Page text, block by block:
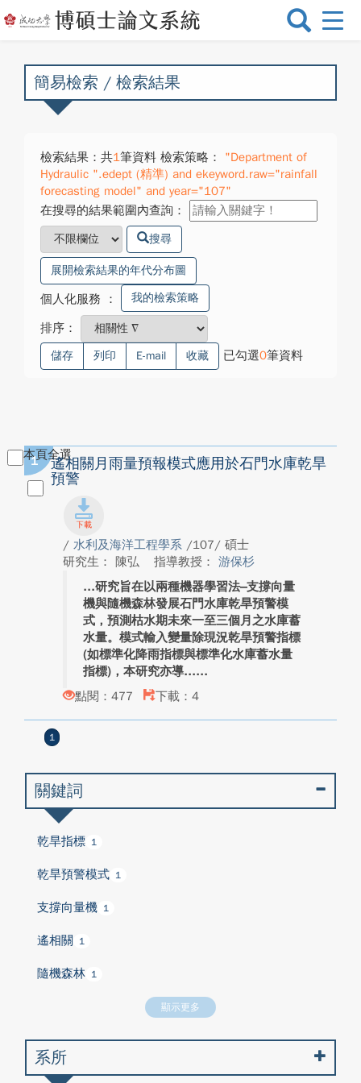
選
換
簡易檢索 / 檢索結果
檢索結果：共1筆資料 檢索策略：
"Department of
Hydraulic ".edept (精準) and ekeyword.raw="rainfall
forecasting model" and year="107"
在搜尋的結果範圍內查詢：
搜尋
展開檢索結果的年代分布圖
個人化服務 ： 我的檢索策略
排序：
儲存 列印 E-mail 收藏 已勾選0筆資料
本頁全選
1
遙相關月雨量預報模式應用於石門水庫乾旱
預警
/ 水利及海洋工程學系 /107/ 碩士
研究生： 陳弘
指導教授： 游保杉
研究旨在以兩種機器學習法–支撐向量
機與隨機森林發展石門水庫乾旱預警模
式，預測枯水期未來一至三個月之水庫蓄
水量。模式輸入變量除現況乾旱預警指標
(如標準化降雨指標與標準化水庫蓄水量
指標)，本研究亦導...
點閱：477
下載：4
1
關鍵詞
乾旱指標 1
乾旱預警模式 1
支撐向量機 1
遙相關 1
隨機森林 1
顯示更多
系所